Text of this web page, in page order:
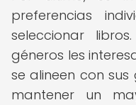
preferencias
seleccionar
géneros les
se alineen con
mantener un